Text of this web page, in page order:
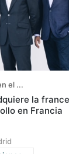
el ...
la
en Francia